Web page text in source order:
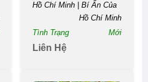
Hồ Chí Minh | Bí Ẩn Của
Hồ Chí Minh
Tình Trạng
Mới
Liên Hệ